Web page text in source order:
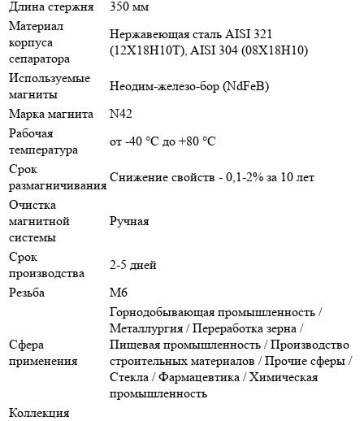
Длина стержня
350 мм
Материал
корпуса
сепаратора
Нержавеющая сталь AISI 321
(12Х18Н10Т), AISI 304 (08Х18Н10)
Используемые
магниты
Неодим-железо-бор (NdFeB)
Марка магнита
N42
Рабочая
температура
от -40 °С до +80 °С
Срок
размагничивания
Снижение свойств - 0,1-2% за 10 лет
Очистка
магнитной
системы
Ручная
Срок
производства
2-5 дней
Резьба
М6
Сфера
применения
Горнодобывающая промышленность /
Металлургия / Переработка зерна /
Пищевая промышленность / Производство
строительных материалов / Прочие сферы /
Стекла / Фармацевтика / Химическая
промышленность
Коллекция